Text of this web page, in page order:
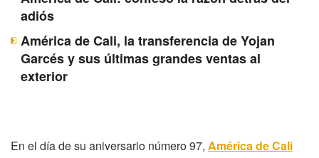
adiós
América de Cali, la transferencia de Yojan
Garcés y sus últimas grandes ventas al
exterior
En el día de su aniversario número 97, América de Cali